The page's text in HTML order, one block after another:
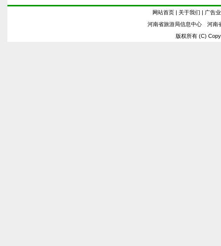
网站首页 | 关于我们 | 广告
河南省旅游局信息中心 河
版权所有 (C)